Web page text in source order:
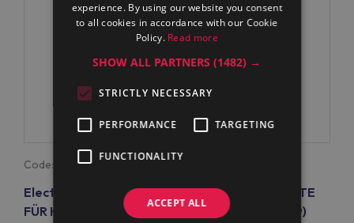
Code: 880199
Electrolux Professional WTOP4VR DECKPLATTE
FÜR KÜHLTISCH MIT 4 TÜREN ZK (Code 880199)
experience. By using our website you consent
to all cookies in accordance with our Cookie
Policy. Read more
SHOW ALL PARTNERS(1482) →
STRICTLY NECESSARY
PERFORMANCE TARGETING
FUNCTIONALITY
ACCEPT ALL